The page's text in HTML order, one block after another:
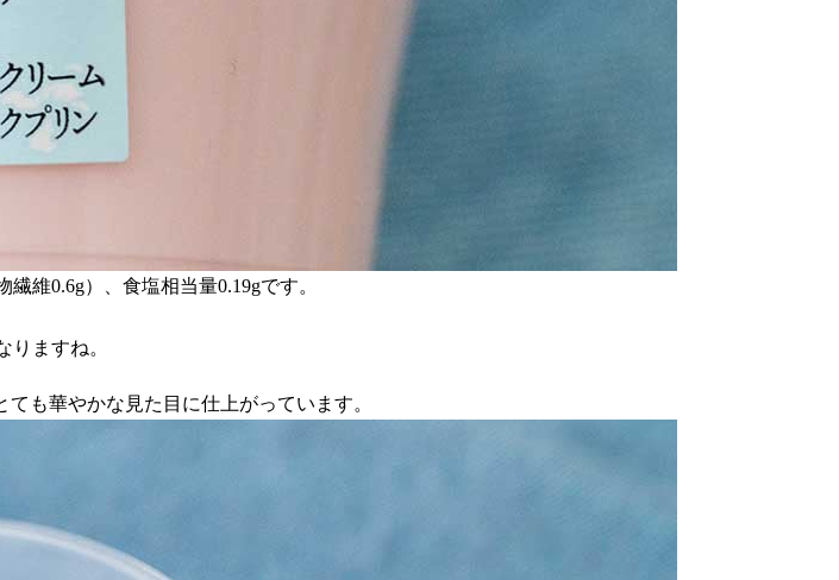
維0.6g）、食塩相当量0.19gです。
ますね。
も華やかな見た目に仕上がっています。